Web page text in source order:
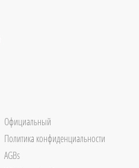
Официальный
Политика конфиденциальности
AGBs